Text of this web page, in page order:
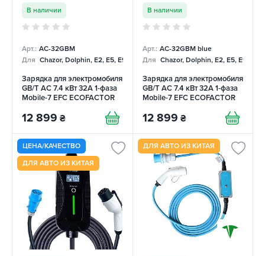
В наличии
Арт.: AC-32GBM
Для Chazor, Dolphin, E2, E5, E9, Mercedes
Зарядка для электромобиля
GB/T AC 7.4 кВт 32А 1-фаза
Mobile-7 EFС ECOFACTOR
12 899 ₴
В наличии
Арт.: AC-32GBM blue
Для Chazor, Dolphin, E2, E5, E9,
Зарядка для электромобиля
GB/T AC 7.4 кВт 32А 1-фаза
Mobile-7 EFС ECOFACTOR
12 899 ₴
ЦЕНА/КАЧЕСТВО
ДЛЯ АВТО ИЗ КИТАЯ
ДЛЯ АВТО ИЗ КИТАЯ